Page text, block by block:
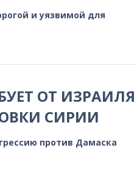
и уязвимой для
ОТ ИЗРАИЛЯ
СИРИИ
против Дамаска